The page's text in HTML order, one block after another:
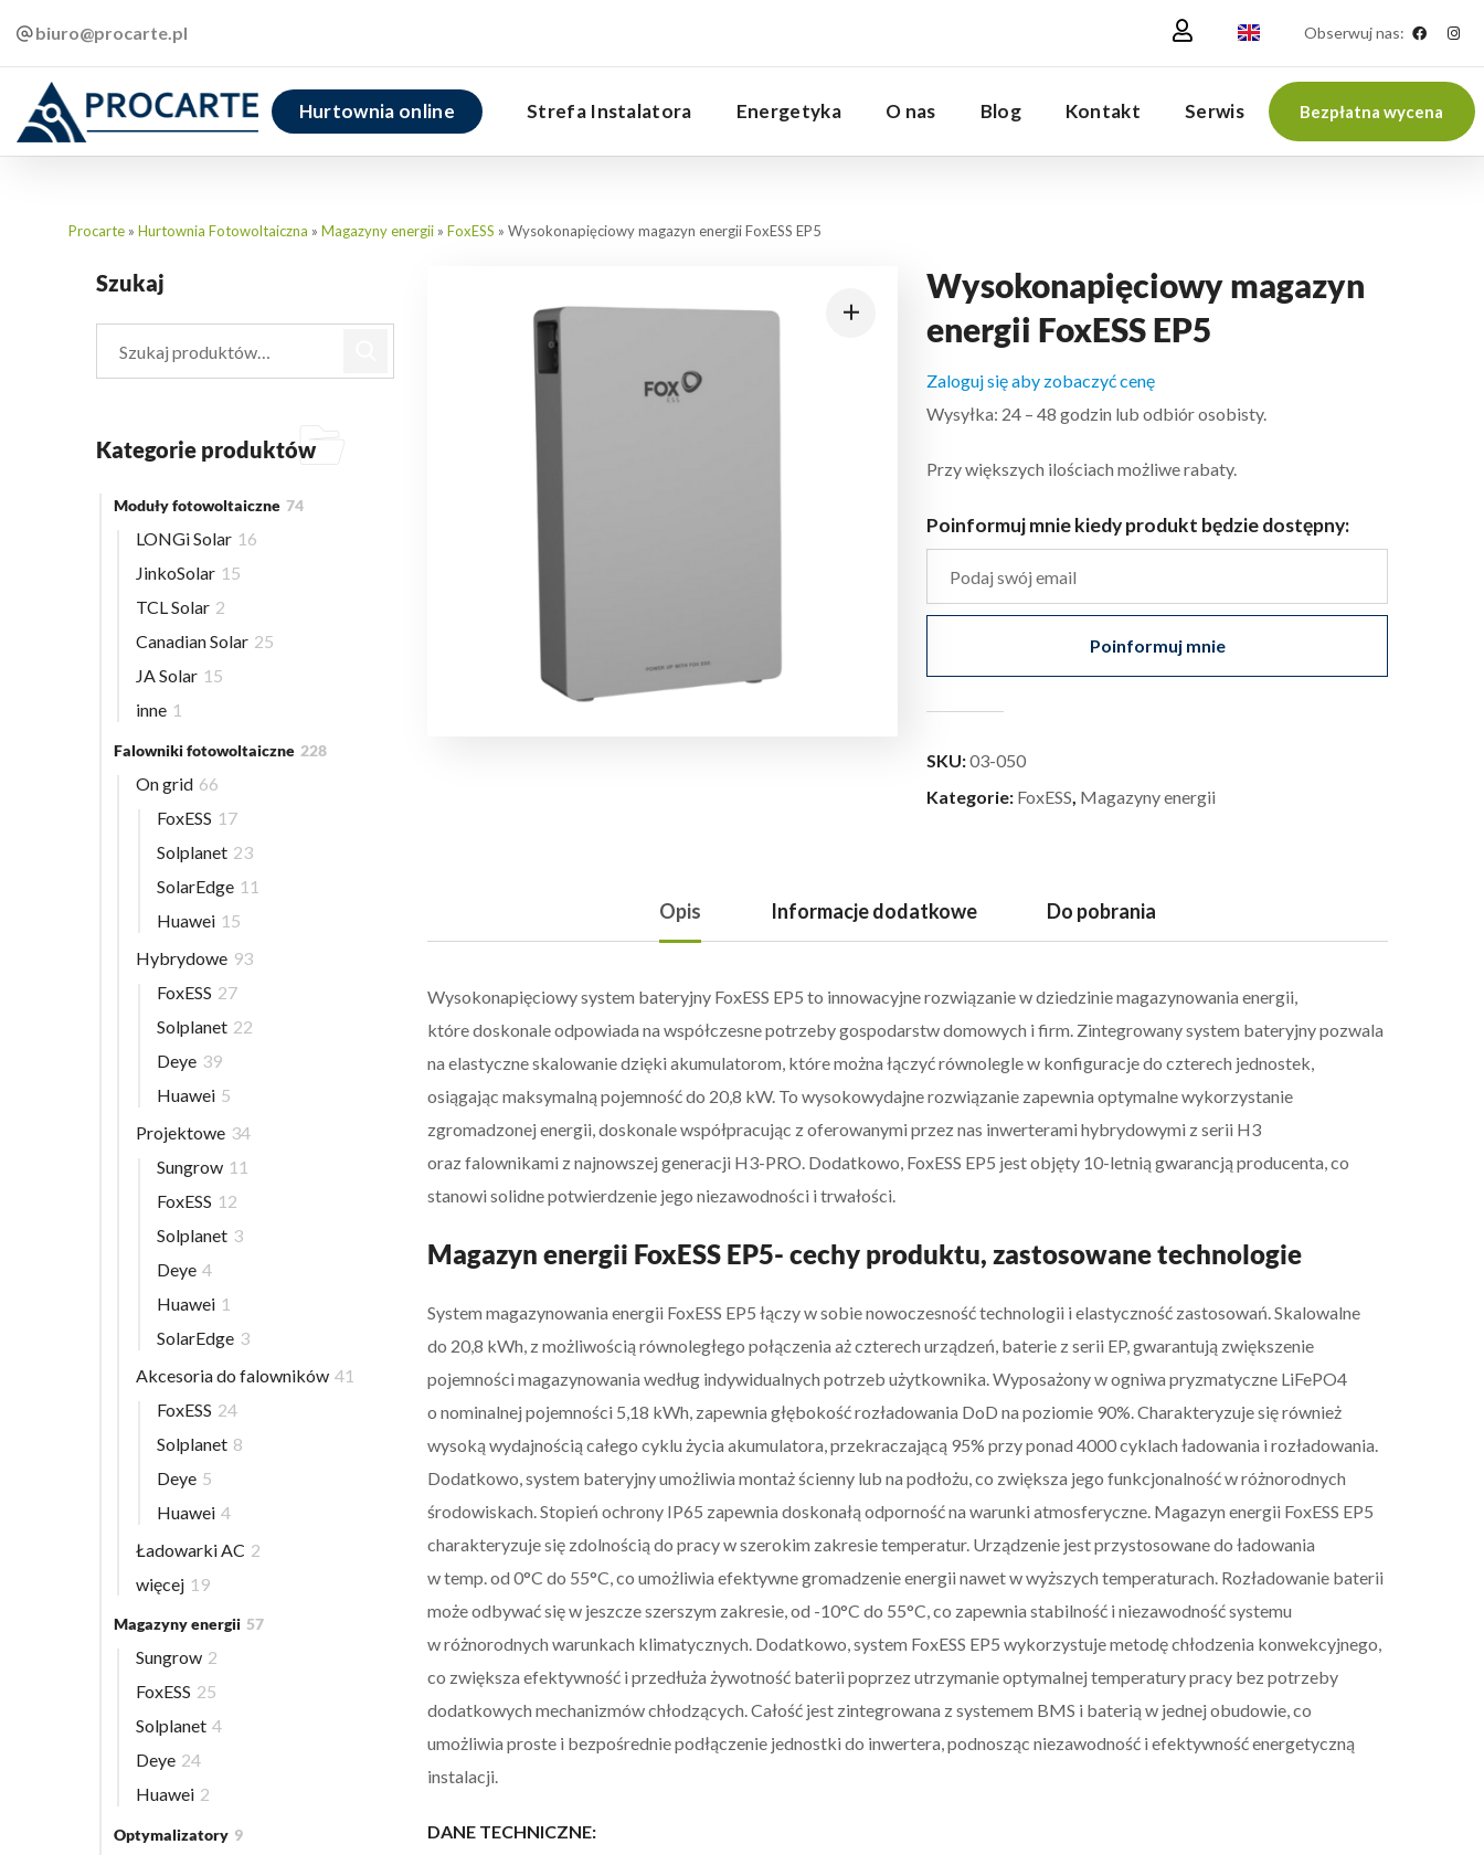
biuro@procarte.pl Obserwuj nas:
Hurtownia online Strefa Instalatora Energetyka O nas Blog Kontakt Serwis Bezpłatna wycena
Procarte » Hurtownia Fotowoltaiczna » Magazyny energii » FoxESS » Wysokonapięciowy magazyn energii FoxESS EP5
Wysokonapięciowy magazyn
energii FoxESS EP5
Zaloguj się aby zobaczyć cenę
Wysyłka: 24 – 48 godzin lub odbiór osobisty.
Przy większych ilościach możliwe rabaty.
Poinformuj mnie kiedy produkt będzie dostępny:
Poinformuj mnie
SKU:03-050
Kategorie: FoxESS, Magazyny energii
Opis Informacje dodatkowe Do pobrania
Wysokonapięciowy system bateryjny FoxESS EP5 to innowacyjne rozwiązanie w dziedzinie magazynowania energii,
które doskonale odpowiada na współczesne potrzeby gospodarstw domowych i firm. Zintegrowany system bateryjny pozwala
na elastyczne skalowanie dzięki akumulatorom, które można łączyć równolegle w konfiguracje do czterech jednostek,
osiągając maksymalną pojemność do 20,8 kW. To wysokowydajne rozwiązanie zapewnia optymalne wykorzystanie
zgromadzonej energii, doskonale współpracując z oferowanymi przez nas inwerterami hybrydowymi z serii H3
oraz falownikami z najnowszej generacji H3-PRO. Dodatkowo, FoxESS EP5 jest objęty 10-letnią gwarancją producenta, co
stanowi solidne potwierdzenie jego niezawodności i trwałości.
Magazyn energii FoxESS EP5- cechy produktu, zastosowane technologie
System magazynowania energii FoxESS EP5 łączy w sobie nowoczesność technologii i elastyczność zastosowań. Skalowalne
do 20,8 kWh, z możliwością równoległego połączenia aż czterech urządzeń, baterie z serii EP, gwarantują zwiększenie
pojemności magazynowania według indywidualnych potrzeb użytkownika. Wyposażony w ogniwa pryzmatyczne LiFePO4
o nominalnej pojemności 5,18 kWh, zapewnia głębokość rozładowania DoD na poziomie 90%. Charakteryzuje się również
wysoką wydajnością całego cyklu życia akumulatora, przekraczającą 95% przy ponad 4000 cyklach ładowania i rozładowania.
Dodatkowo, system bateryjny umożliwia montaż ścienny lub na podłożu, co zwiększa jego funkcjonalność w różnorodnych
środowiskach. Stopień ochrony IP65 zapewnia doskonałą odporność na warunki atmosferyczne. Magazyn energii FoxESS EP5
charakteryzuje się zdolnością do pracy w szerokim zakresie temperatur. Urządzenie jest przystosowane do ładowania
w temp. od 0°C do 55°C, co umożliwia efektywne gromadzenie energii nawet w wyższych temperaturach. Rozładowanie baterii
może odbywać się w jeszcze szerszym zakresie, od -10°C do 55°C, co zapewnia stabilność i niezawodność systemu
w różnorodnych warunkach klimatycznych. Dodatkowo, system FoxESS EP5 wykorzystuje metodę chłodzenia konwekcyjnego,
co zwiększa efektywność i przedłuża żywotność baterii poprzez utrzymanie optymalnej temperatury pracy bez potrzeby
dodatkowych mechanizmów chłodzących. Całość jest zintegrowana z systemem BMS i baterią w jednej obudowie, co
umożliwia proste i bezpośrednie podłączenie jednostki do inwertera, podnosząc niezawodność i efektywność energetyczną
instalacji.
DANE TECHNICZNE:
Szukaj
Kategorie produktów
Moduły fotowoltaiczne 74
LONGi Solar 16
JinkoSolar 15
TCL Solar 2
Canadian Solar 25
JA Solar 15
inne 1
Falowniki fotowoltaiczne 228
On grid 66
FoxESS 17
Solplanet 23
SolarEdge 11
Huawei 15
Hybrydowe 93
FoxESS 27
Solplanet 22
Deye 39
Huawei 5
Projektowe 34
Sungrow 11
FoxESS 12
Solplanet 3
Deye 4
Huawei 1
SolarEdge 3
Akcesoria do falowników 41
FoxESS 24
Solplanet 8
Deye 5
Huawei 4
Ładowarki AC 2
więcej 19
Magazyny energii 57
Sungrow 2
FoxESS 25
Solplanet 4
Deye 24
Huawei 2
Optymalizatory 9